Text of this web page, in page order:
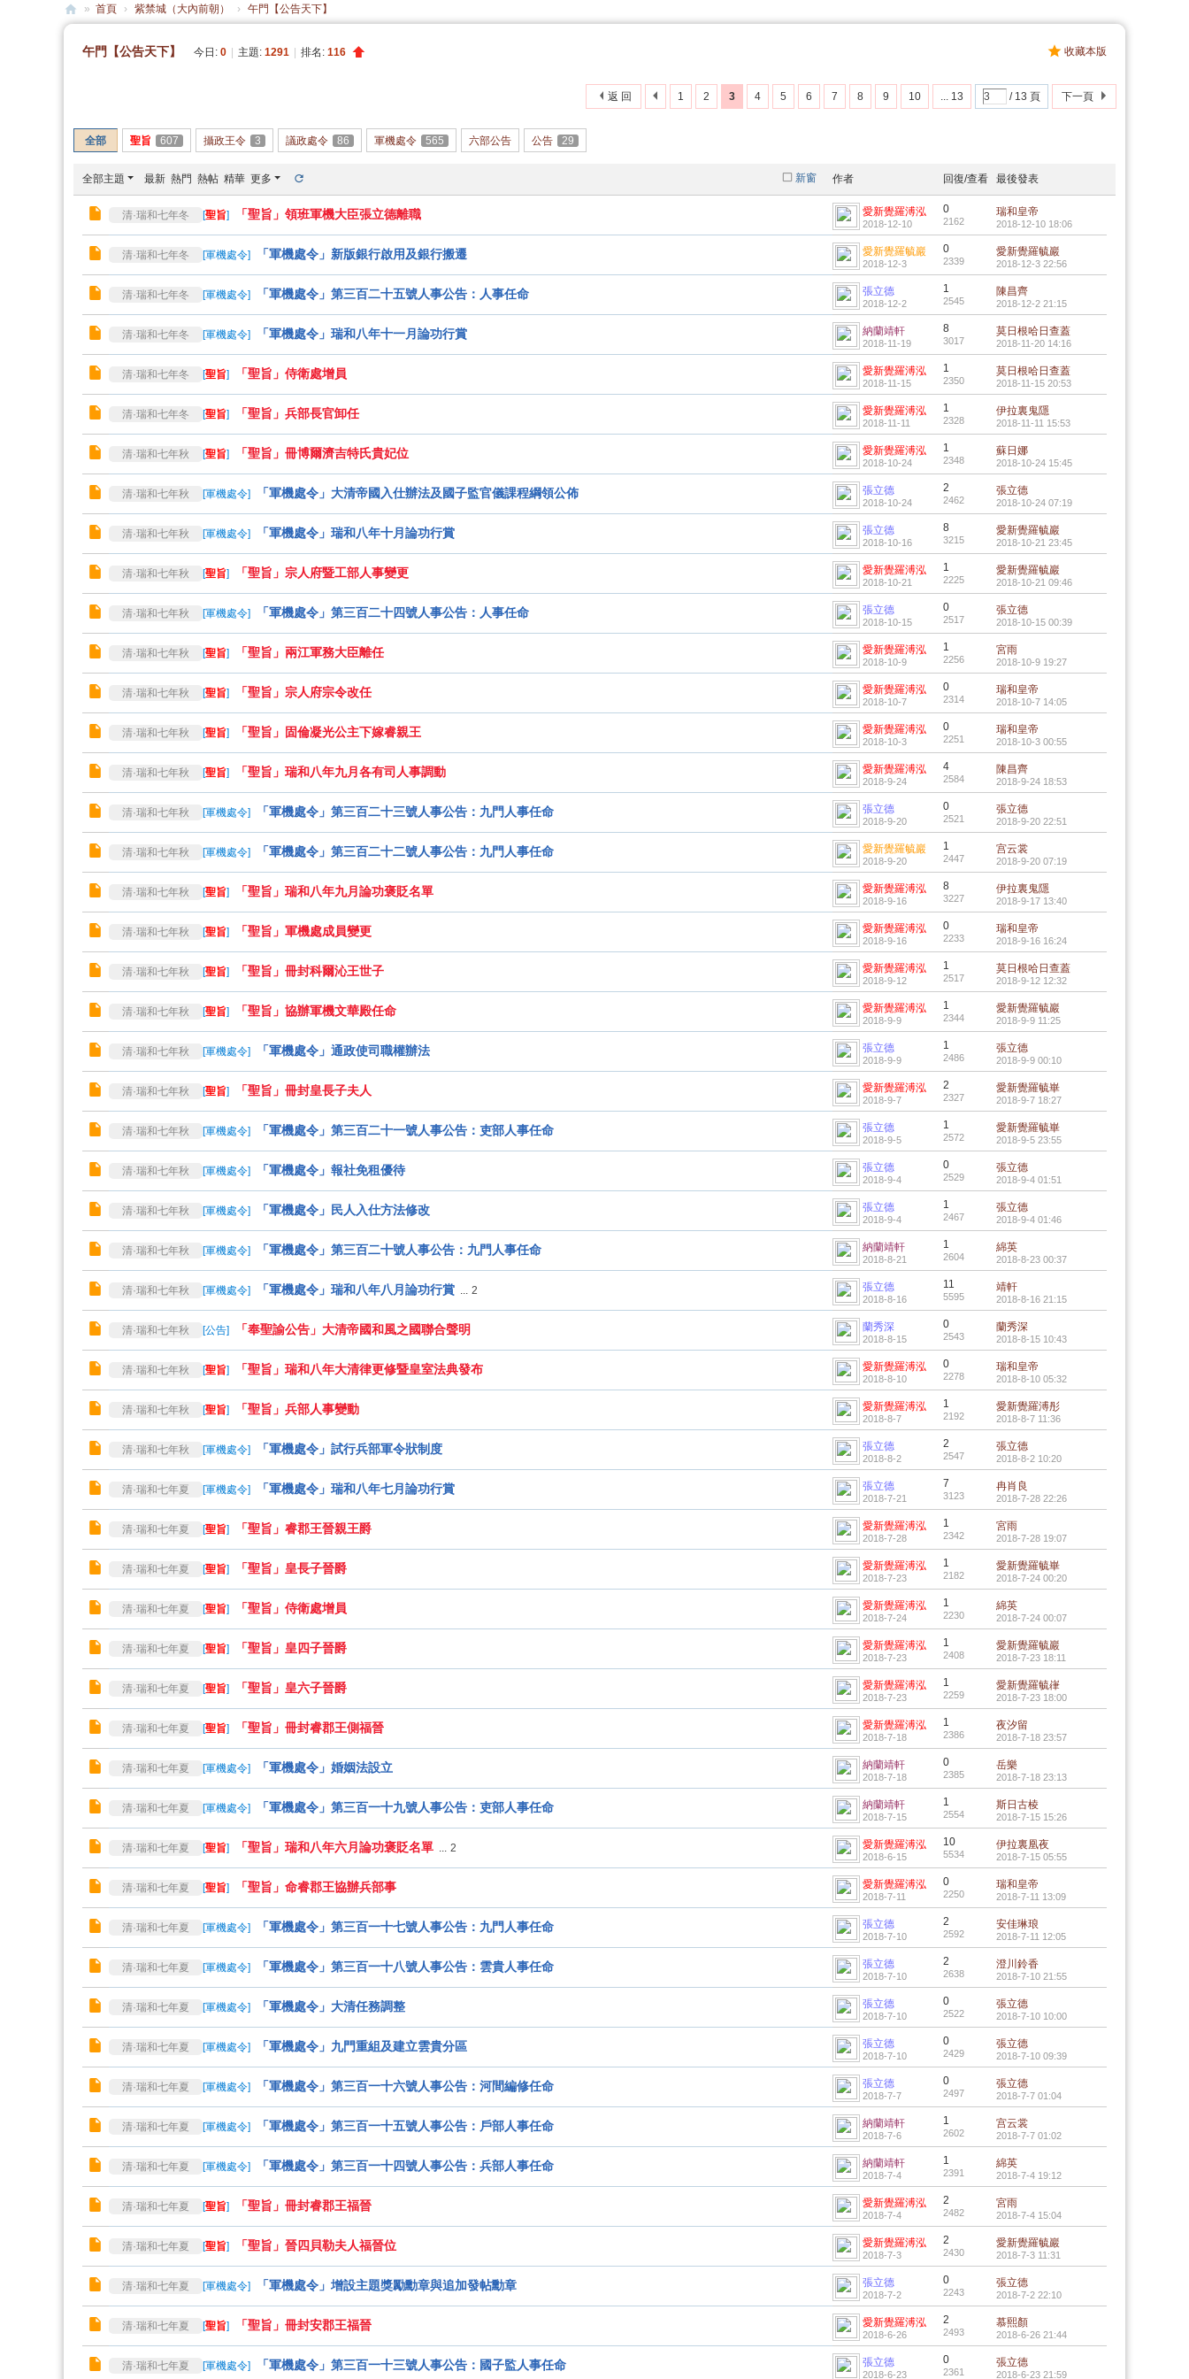
搜
» 首頁 › 紫禁城（大內前朝） › 午門【公告天下】
收藏本版
午門【公告天下】 今日: 0 主題: 1291 排名: 116
1 2 3 4 5 6 7 8 9 10 ... 13 / 13 頁 下一頁
返 回
全部 聖旨 607 攝政王令 3 議政處令 86 軍機處令 565 六部公告 公告 29
新窗
全部主題 最新 熱門 熱帖 精華 更多 作者 回復/查看 最後發表
清·瑞和七年冬 [聖旨] 「聖旨」領班軍機大臣張立德離職 愛新覺羅溥泓
2018-12-10
0
2162
瑞和皇帝
2018-12-10 18:06
清·瑞和七年冬 [軍機處令] 「軍機處令」新版銀行啟用及銀行搬遷 愛新覺羅毓巖
2018-12-3
0
2339
愛新覺羅毓巖
2018-12-3 22:56
清·瑞和七年冬 [軍機處令] 「軍機處令」第三百二十五號人事公告：人事任命 張立德
2018-12-2
1
2545
陳昌齊
2018-12-2 21:15
清·瑞和七年冬 [軍機處令] 「軍機處令」瑞和八年十一月論功行賞 納蘭靖軒
2018-11-19
8
3017
莫日根哈日查蓋
2018-11-20 14:16
清·瑞和七年冬 [聖旨] 「聖旨」侍衛處增員 愛新覺羅溥泓
2018-11-15
1
2350
莫日根哈日查蓋
2018-11-15 20:53
清·瑞和七年冬 [聖旨] 「聖旨」兵部長官卸任 愛新覺羅溥泓
2018-11-11
1
2328
伊拉裏鬼隱
2018-11-11 15:53
清·瑞和七年秋 [聖旨] 「聖旨」冊博爾濟吉特氏貴妃位 愛新覺羅溥泓
2018-10-24
1
2348
蘇日娜
2018-10-24 15:45
清·瑞和七年秋 [軍機處令] 「軍機處令」大清帝國入仕辦法及國子監官儀課程綱領公佈 張立德
2018-10-24
2
2462
張立德
2018-10-24 07:19
清·瑞和七年秋 [軍機處令] 「軍機處令」瑞和八年十月論功行賞 張立德
2018-10-16
8
3215
愛新覺羅毓巖
2018-10-21 23:45
清·瑞和七年秋 [聖旨] 「聖旨」宗人府暨工部人事變更 愛新覺羅溥泓
2018-10-21
1
2225
愛新覺羅毓巖
2018-10-21 09:46
清·瑞和七年秋 [軍機處令] 「軍機處令」第三百二十四號人事公告：人事任命 張立德
2018-10-15
0
2517
張立德
2018-10-15 00:39
清·瑞和七年秋 [聖旨] 「聖旨」兩江軍務大臣離任 愛新覺羅溥泓
2018-10-9
1
2256
宮雨
2018-10-9 19:27
清·瑞和七年秋 [聖旨] 「聖旨」宗人府宗令改任 愛新覺羅溥泓
2018-10-7
0
2314
瑞和皇帝
2018-10-7 14:05
清·瑞和七年秋 [聖旨] 「聖旨」固倫凝光公主下嫁睿親王 愛新覺羅溥泓
2018-10-3
0
2251
瑞和皇帝
2018-10-3 00:55
清·瑞和七年秋 [聖旨] 「聖旨」瑞和八年九月各有司人事調動 愛新覺羅溥泓
2018-9-24
4
2584
陳昌齊
2018-9-24 18:53
清·瑞和七年秋 [軍機處令] 「軍機處令」第三百二十三號人事公告：九門人事任命 張立德
2018-9-20
0
2521
張立德
2018-9-20 22:51
清·瑞和七年秋 [軍機處令] 「軍機處令」第三百二十二號人事公告：九門人事任命 愛新覺羅毓巖
2018-9-20
1
2447
宫云裳
2018-9-20 07:19
清·瑞和七年秋 [聖旨] 「聖旨」瑞和八年九月論功褒貶名單 愛新覺羅溥泓
2018-9-16
8
3227
伊拉裏鬼隱
2018-9-17 13:40
清·瑞和七年秋 [聖旨] 「聖旨」軍機處成員變更 愛新覺羅溥泓
2018-9-16
0
2233
瑞和皇帝
2018-9-16 16:24
清·瑞和七年秋 [聖旨] 「聖旨」冊封科爾沁王世子 愛新覺羅溥泓
2018-9-12
1
2517
莫日根哈日查蓋
2018-9-12 12:32
清·瑞和七年秋 [聖旨] 「聖旨」協辦軍機文華殿任命 愛新覺羅溥泓
2018-9-9
1
2344
愛新覺羅毓巖
2018-9-9 11:25
清·瑞和七年秋 [軍機處令] 「軍機處令」通政使司職權辦法 張立德
2018-9-9
1
2486
張立德
2018-9-9 00:10
清·瑞和七年秋 [聖旨] 「聖旨」冊封皇長子夫人 愛新覺羅溥泓
2018-9-7
2
2327
愛新覺羅毓崋
2018-9-7 18:27
清·瑞和七年秋 [軍機處令] 「軍機處令」第三百二十一號人事公告：吏部人事任命 張立德
2018-9-5
1
2572
愛新覺羅毓崋
2018-9-5 23:55
清·瑞和七年秋 [軍機處令] 「軍機處令」報社免租優待 張立德
2018-9-4
0
2529
張立德
2018-9-4 01:51
清·瑞和七年秋 [軍機處令] 「軍機處令」民人入仕方法修改 張立德
2018-9-4
1
2467
張立德
2018-9-4 01:46
清·瑞和七年秋 [軍機處令] 「軍機處令」第三百二十號人事公告：九門人事任命 納蘭靖軒
2018-8-21
1
2604
綿英
2018-8-23 00:37
清·瑞和七年秋 [軍機處令] 「軍機處令」瑞和八年八月論功行賞 ... 2 張立德
2018-8-16
11
5595
靖軒
2018-8-16 21:15
清·瑞和七年秋 [公告] 「奉聖諭公告」大清帝國和風之國聯合聲明 蘭秀深
2018-8-15
0
2543
蘭秀深
2018-8-15 10:43
清·瑞和七年秋 [聖旨] 「聖旨」瑞和八年大清律更修暨皇室法典發布 愛新覺羅溥泓
2018-8-10
0
2278
瑞和皇帝
2018-8-10 05:32
清·瑞和七年秋 [聖旨] 「聖旨」兵部人事變動 愛新覺羅溥泓
2018-8-7
1
2192
愛新覺羅溥彤
2018-8-7 11:36
清·瑞和七年秋 [軍機處令] 「軍機處令」試行兵部軍令狀制度 張立德
2018-8-2
2
2547
張立德
2018-8-2 10:20
清·瑞和七年夏 [軍機處令] 「軍機處令」瑞和八年七月論功行賞 張立德
2018-7-21
7
3123
冉肖良
2018-7-28 22:26
清·瑞和七年夏 [聖旨] 「聖旨」睿郡王晉親王爵 愛新覺羅溥泓
2018-7-28
1
2342
宮雨
2018-7-28 19:07
清·瑞和七年夏 [聖旨] 「聖旨」皇長子晉爵 愛新覺羅溥泓
2018-7-23
1
2182
愛新覺羅毓崋
2018-7-24 00:20
清·瑞和七年夏 [聖旨] 「聖旨」侍衛處增員 愛新覺羅溥泓
2018-7-24
1
2230
綿英
2018-7-24 00:07
清·瑞和七年夏 [聖旨] 「聖旨」皇四子晉爵 愛新覺羅溥泓
2018-7-23
1
2408
愛新覺羅毓巖
2018-7-23 18:11
清·瑞和七年夏 [聖旨] 「聖旨」皇六子晉爵 愛新覺羅溥泓
2018-7-23
1
2259
愛新覺羅毓嵂
2018-7-23 18:00
清·瑞和七年夏 [聖旨] 「聖旨」冊封睿郡王側福晉 愛新覺羅溥泓
2018-7-18
1
2386
夜汐留
2018-7-18 23:57
清·瑞和七年夏 [軍機處令] 「軍機處令」婚姻法設立 納蘭靖軒
2018-7-18
0
2385
岳樂
2018-7-18 23:13
清·瑞和七年夏 [軍機處令] 「軍機處令」第三百一十九號人事公告：吏部人事任命 納蘭靖軒
2018-7-15
1
2554
斯日古棱
2018-7-15 15:26
清·瑞和七年夏 [聖旨] 「聖旨」瑞和八年六月論功褒貶名單 ... 2 愛新覺羅溥泓
2018-6-15
10
5534
伊拉裏凰夜
2018-7-15 05:55
清·瑞和七年夏 [聖旨] 「聖旨」命睿郡王協辦兵部事 愛新覺羅溥泓
2018-7-11
0
2250
瑞和皇帝
2018-7-11 13:09
清·瑞和七年夏 [軍機處令] 「軍機處令」第三百一十七號人事公告：九門人事任命 張立德
2018-7-10
2
2592
安佳琳琅
2018-7-11 12:05
清·瑞和七年夏 [軍機處令] 「軍機處令」第三百一十八號人事公告：雲貴人事任命 張立德
2018-7-10
2
2638
澄川鈴香
2018-7-10 21:55
清·瑞和七年夏 [軍機處令] 「軍機處令」大清任務調整 張立德
2018-7-10
0
2522
張立德
2018-7-10 10:00
清·瑞和七年夏 [軍機處令] 「軍機處令」九門重組及建立雲貴分區 張立德
2018-7-10
0
2429
張立德
2018-7-10 09:39
清·瑞和七年夏 [軍機處令] 「軍機處令」第三百一十六號人事公告：河間編修任命 張立德
2018-7-7
0
2497
張立德
2018-7-7 01:04
清·瑞和七年夏 [軍機處令] 「軍機處令」第三百一十五號人事公告：戶部人事任命 納蘭靖軒
2018-7-6
1
2602
宫云裳
2018-7-7 01:02
清·瑞和七年夏 [軍機處令] 「軍機處令」第三百一十四號人事公告：兵部人事任命 納蘭靖軒
2018-7-4
1
2391
綿英
2018-7-4 19:12
清·瑞和七年夏 [聖旨] 「聖旨」冊封睿郡王福晉 愛新覺羅溥泓
2018-7-4
2
2482
宮雨
2018-7-4 15:04
清·瑞和七年夏 [聖旨] 「聖旨」晉四貝勒夫人福晉位 愛新覺羅溥泓
2018-7-3
2
2430
愛新覺羅毓巖
2018-7-3 11:31
清·瑞和七年夏 [軍機處令] 「軍機處令」增設主題獎勵勳章與追加發帖勳章 張立德
2018-7-2
0
2243
張立德
2018-7-2 22:10
清·瑞和七年夏 [聖旨] 「聖旨」冊封安郡王福晉 愛新覺羅溥泓
2018-6-26
2
2493
慕熙顏
2018-6-26 21:44
清·瑞和七年夏 [軍機處令] 「軍機處令」第三百一十三號人事公告：國子監人事任命 張立德
2018-6-23
0
2361
張立德
2018-6-23 21:59